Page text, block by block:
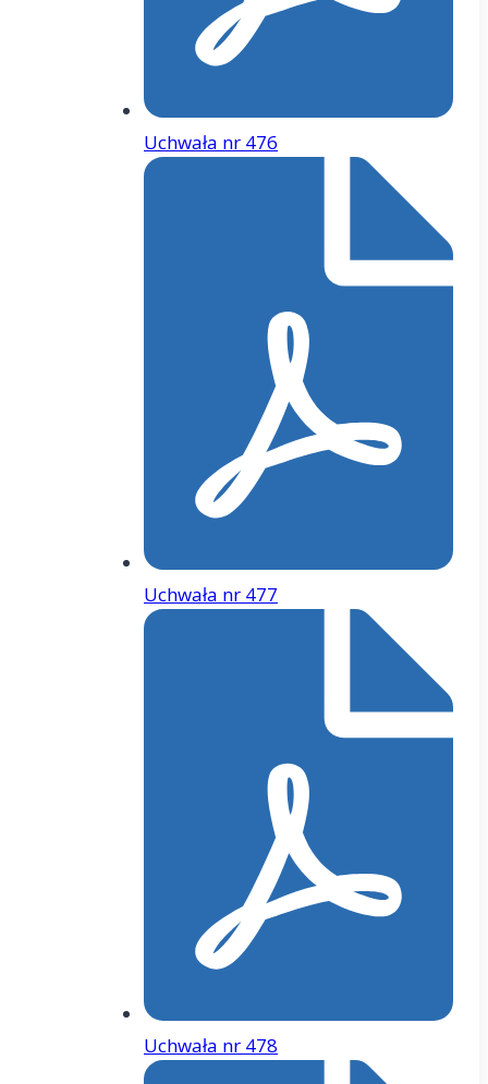
Uchwała nr 476
Uchwała nr 477
Uchwała nr 478